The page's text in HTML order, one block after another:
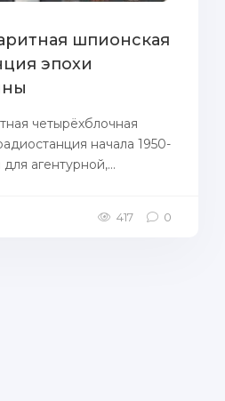
шпионская
эпохи
четырёхблочная
начала 1950-
агентурной,...
417 0